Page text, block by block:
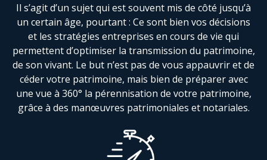
Il s’agit d’un sujet qui est souvent mis de côté jusqu’à
un certain âge, pourtant : Ce sont bien vos décisions
et les stratégies entreprises en cours de vie qui
permettent d’optimiser la transmission du patrimoine,
de son vivant. Le but n’est pas de vous appauvrir et de
céder votre patrimoine, mais bien de préparer avec
une vue à 360° la pérennisation de votre patrimoine,
grâce à des manœuvres patrimoniales et notariales.